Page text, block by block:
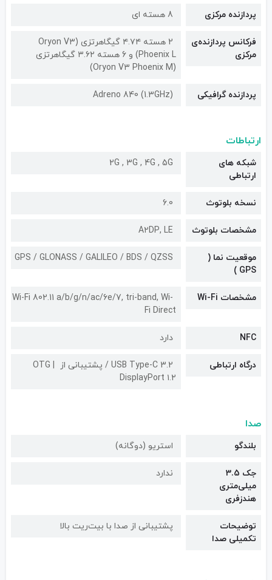
پردازنده مرکزی 8 هسته ای
فرکانس پردازنده‌ی
مرکزی
2 هسته ۴.۷۴ گیگاهرتزی (Oryon V۳
Phoenix L) و 6 هسته ۳.۶۲ گیگاهرتزی
(Oryon V۳ Phoenix M)
پردازنده گرافیکی Adreno 840 (1.3GHz)
ارتباطات
شبکه های
ارتباطی
2G , 3G , 4G , 5G
نسخه بلوتوث 6.0
مشخصات بلوتوث A۲DP, LE
موقعیت نما (
GPS )
GPS / GLONASS / GALILEO / BDS / QZSS
مشخصات Wi-Fi
Wi-Fi 802.11 a/b/g/n/ac/6e/7, tri-band, Wi-
Fi Direct
NFC دارد
درگاه ارتباطی
USB Type-C 3.2 / پشتیبانی از OTG
DisplayPort ۱.۲
صدا
بلندگو استریو (دوگانه)
جک 3.5
میلی‌متری
هندزفری
ندارد
توضیحات
تکمیلی صدا
پشتیبانی از صدا با بیت‌ریت بالا